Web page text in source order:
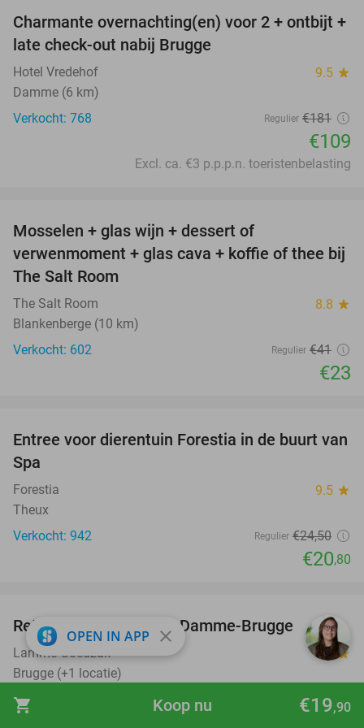
shopping_cart €19,90
Koop nu
40%
Charmante overnachting(en) voor 2 + ontbijt +
late check-out nabij Brugge
Hotel Vredehof 9.5 star
Damme (6 km)
Verkocht: 768
Regulier €181
€109
Excl. ca. €3 p.p.p.n. toeristenbelasting
Mosselen + glas wijn + dessert of
verwenmoment + glas cava + koffie of thee bij
The Salt Room
The Salt Room 8.8 star
Blankenberge (10 km)
Verkocht: 602
Regulier €41
€23
15%
Entree voor dierentuin Forestia in de buurt van
Spa
Forestia 9.5 star
Theux
Verkocht: 942
Regulier €24,50
€20,80
22%
Retourticket boottocht Damme-Brugge
Lamme Goedzak 9.8star
Brugge (+1 locatie)
Verkocht: 649
Regulier €18
OPEN IN APP close